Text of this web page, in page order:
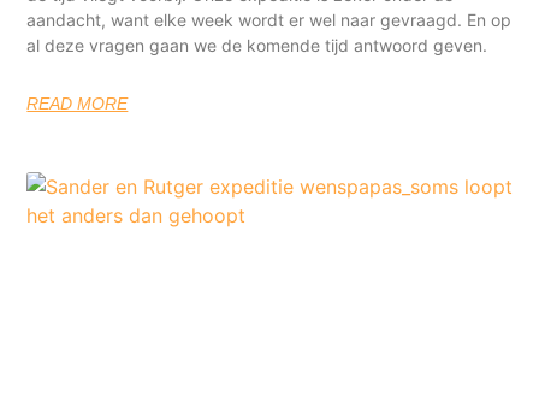
aandacht, want elke week wordt er wel naar gevraagd. En op
al deze vragen gaan we de komende tijd antwoord geven.
READ MORE